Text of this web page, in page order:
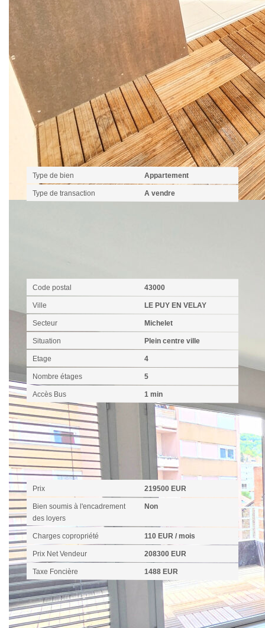
Ce bien est soumis à un diagnostic ERP (État
des Risques et Pollutions). Pour en savoir plus,
rendez-vous sur
https://www.georisques.gouv.fr/
Caractéristiques détaillées
Général
Type de bien Appartement
Type de transaction A vendre
Code postal 43000
Ville LE PUY EN VELAY
Secteur Michelet
Situation Plein centre ville
Etage 4
Nombre étages 5
Accès Bus 1 min
Aspects financiers
Prix 219500 EUR
Bien soumis à l'encadrement
des loyers
Non
Charges copropriété 110 EUR / mois
Prix Net Vendeur 208300 EUR
Taxe Foncière 1488 EUR